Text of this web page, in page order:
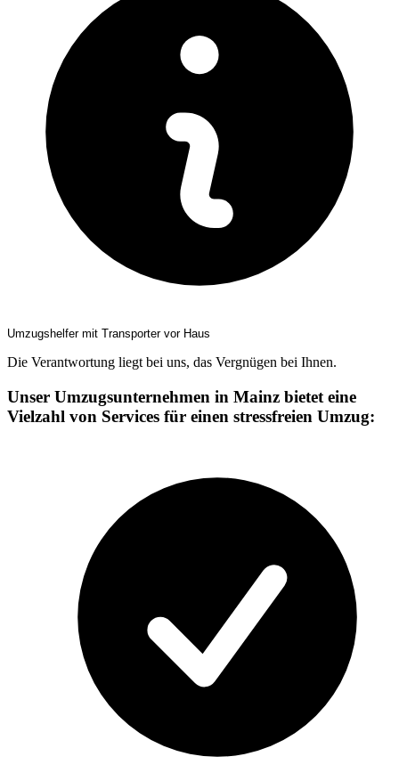
Umzugshelfer mit Transporter vor Haus
Die Verantwortung liegt bei uns, das Vergnügen bei Ihnen.
Unser Umzugsunternehmen in Mainz bietet eine
Vielzahl von Services für einen stressfreien Umzug: